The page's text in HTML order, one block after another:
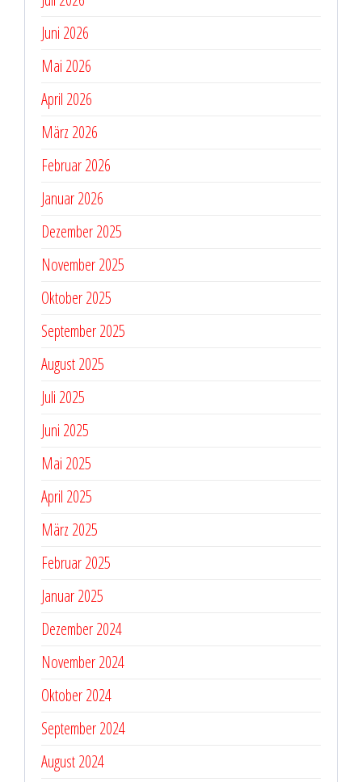
Juni 2026
Mai 2026
April 2026
März 2026
Februar 2026
Januar 2026
Dezember 2025
November 2025
Oktober 2025
September 2025
August 2025
Juli 2025
Juni 2025
Mai 2025
April 2025
März 2025
Februar 2025
Januar 2025
Dezember 2024
November 2024
Oktober 2024
September 2024
August 2024